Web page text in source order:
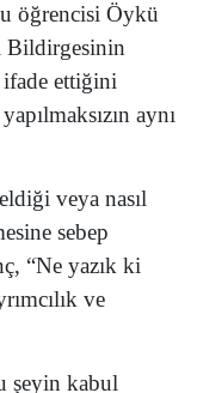
öğrencisi Öykü
Bildirgesinin
ettiğini
aynı
veya nasıl
sebep
“Ne yazık ki
ve
şeyin kabul